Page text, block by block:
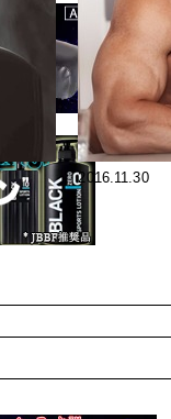
2017.12.06
2016.11.30